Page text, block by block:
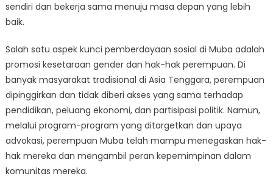
sendiri dan bekerja sama menuju masa depan yang lebih
baik.
Salah satu aspek kunci pemberdayaan sosial di Muba adalah
promosi kesetaraan gender dan hak-hak perempuan. Di
banyak masyarakat tradisional di Asia Tenggara, perempuan
dipinggirkan dan tidak diberi akses yang sama terhadap
pendidikan, peluang ekonomi, dan partisipasi politik. Namun,
melalui program-program yang ditargetkan dan upaya
advokasi, perempuan Muba telah mampu menegaskan hak-
hak mereka dan mengambil peran kepemimpinan dalam
komunitas mereka.